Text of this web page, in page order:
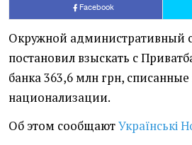
Facebook
Окружной административный
постановил взыскать с
банка 363,6 млн грн,
национализации.
Об этом сообщаютУкраїнські